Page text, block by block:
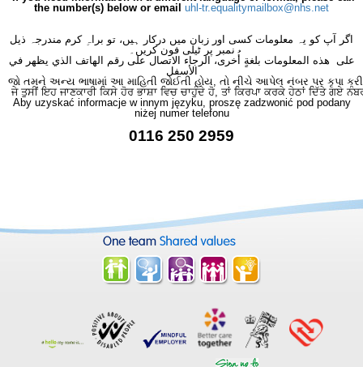
the number(s) below or email uhl-tr.equalitymailbox@nhs.net
اگر آپ کو یہ معلومات کسی اور زبان میں درکار ہیں، تو براہِ کرم مندرجہ ذیل
نمبر پر ٹیلی فون کریں۔
على هذه المعلومات بلغةٍ أُخرى، الرجاء الاتصال على رقم الهاتف الذي يظهر في
الأسفل
જો તમને અન્ય ભાષામાં આ માહિતી જોઈતી હોય, તો નીચે આપેલ નંબર પર કૃપા કરી
ਜੇ ਤੁਸੀਂ ਇਹ ਜਾਣਕਾਰੀ ਕਿਸੇ ਹੋਰ ਭਾਸ਼ਾ ਵਿਚ ਚਾਹੁੰਦੇ ਹੋ, ਤਾਂ ਕਿਰਪਾ ਕਰਕੇ ਹੇਠਾਂ ਦਿੱਤੇ ਗਏ
Aby uzyskać informacje w innym języku, proszę zadzwonić pod podany
niżej numer telefonu
0116 250 2959